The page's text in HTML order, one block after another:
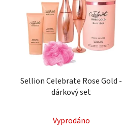
Sellion Celebrate Rose Gold -
dárkový set
Vyprodáno